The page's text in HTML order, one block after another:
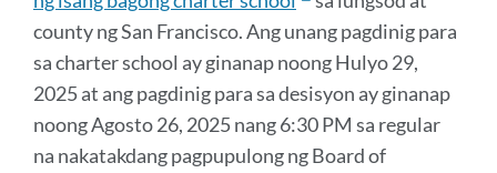
county ng San Francisco. Ang unang pagdinig para
sa charter school ay ginanap noong Hulyo 29,
2025 at ang pagdinig para sa desisyon ay ginanap
noong Agosto 26, 2025 nang 6:30 PM sa regular
na nakatakdang pagpupulong ng Board of